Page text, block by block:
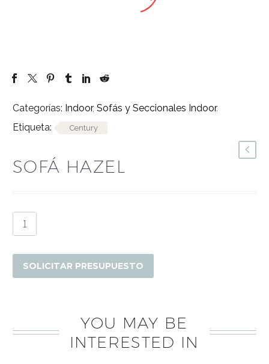
Categorías: Indoor, Sofás y Seccionales Indoor.
Etiqueta:
Century
SOFÁ HAZEL
Sofá
Hazel
SOLICITAR PRESUPUESTO
YOU MAY BE
INTERESTED IN